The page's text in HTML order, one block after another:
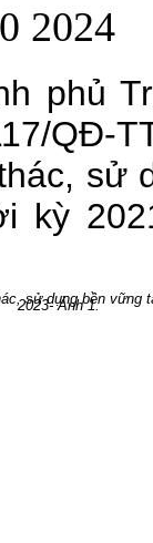
2024
phủ
QĐ-
sử
kỳ